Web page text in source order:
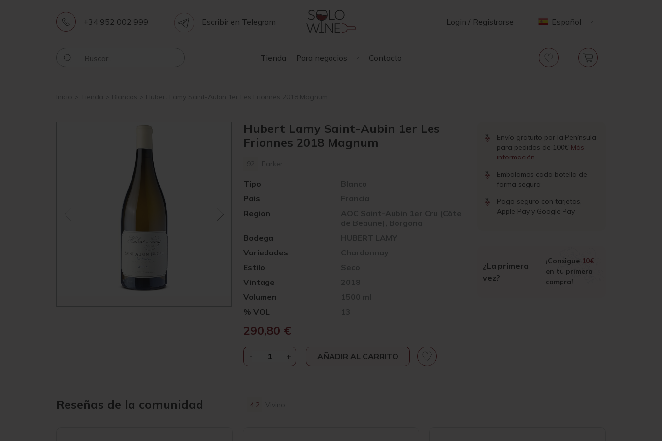
+34 952 002 999 Escribir en Telegram Login / Registrarse Español
Tienda Para negocios Contacto
Inicio Tienda Blancos Hubert Lamy Saint-Aubin 1er Les Frionnes 2018 Magnum
Hubert Lamy Saint-Aubin 1er Les
Frionnes 2018 Magnum
Parker
Pais Francia
Vintage 2018
Region
AOC Saint-Aubin 1er Cru (Côte
de Beaune), Borgoña
Volumen 1500 ml
Bodega HUBERT LAMY
% VOL 13
Variedades Chardonnay
Tipo Blanco
Estilo Seco
290,80 €
-HUBERT
LAMY
1ER
+ AÑADIR AL CARRITO
Envío gratuito por la Península
para pedidos de 100€ Más
información
Embalamos cada botella de
forma segura
Pago seguro con tarjetas,
Apple Pay y Google Pay
¿La primera
vez?
¡Consigue 10€
en tu primera
compra!
Reseñas de la comunidad 4.2 Vivino